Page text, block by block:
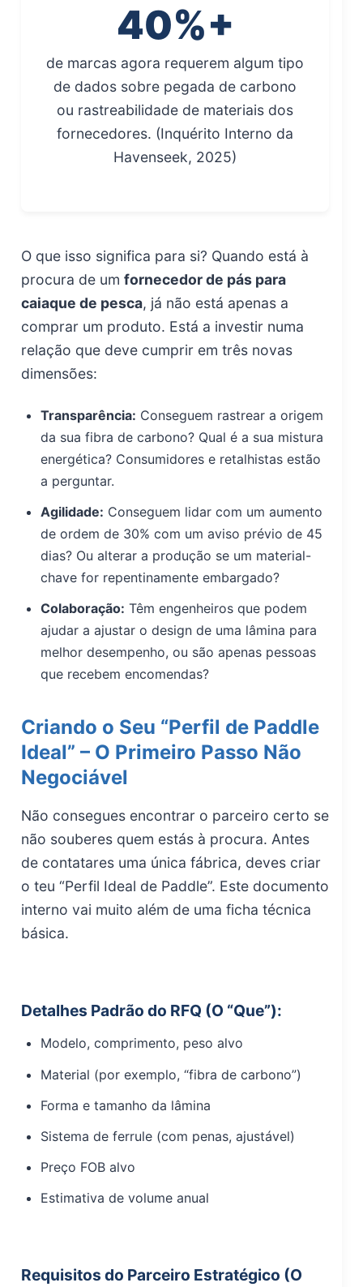
40%+
de marcas agora requerem algum tipo
de dados sobre pegada de carbono
ou rastreabilidade de materiais dos
fornecedores. (Inquérito Interno da
Havenseek, 2025)
O que isso significa para si? Quando está à
procura de um fornecedor de pás para
caiaque de pesca, já não está apenas a
comprar um produto. Está a investir numa
relação que deve cumprir em três novas
dimensões:
Transparência: Conseguem rastrear a origem
da sua fibra de carbono? Qual é a sua mistura
energética? Consumidores e retalhistas estão
a perguntar.
Agilidade: Conseguem lidar com um aumento
de ordem de 30% com um aviso prévio de 45
dias? Ou alterar a produção se um material-
chave for repentinamente embargado?
Colaboração: Têm engenheiros que podem
ajudar a ajustar o design de uma lâmina para
melhor desempenho, ou são apenas pessoas
que recebem encomendas?
Criando o Seu “Perfil de Paddle
Ideal” – O Primeiro Passo Não
Negociável
Não consegues encontrar o parceiro certo se
não souberes quem estás à procura. Antes
de contatares uma única fábrica, deves criar
o teu “Perfil Ideal de Paddle”. Este documento
interno vai muito além de uma ficha técnica
básica.
Detalhes Padrão do RFQ (O “Que”):
Modelo, comprimento, peso alvo
Material (por exemplo, “fibra de carbono”)
Forma e tamanho da lâmina
Sistema de ferrule (com penas, ajustável)
Preço FOB alvo
Estimativa de volume anual
Requisitos do Parceiro Estratégico (O